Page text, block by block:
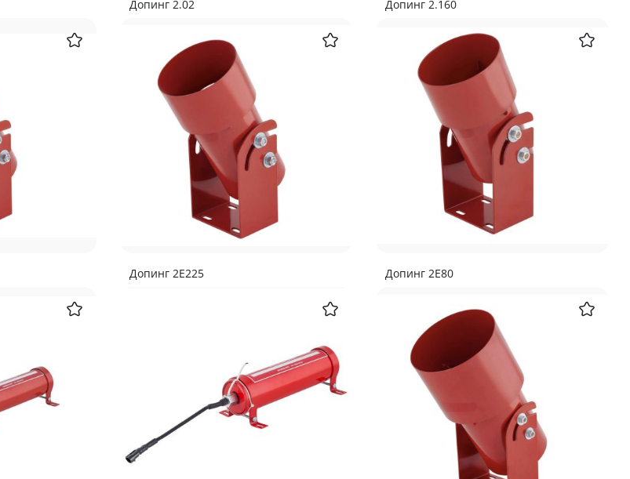
Допинг 2.02 Допинг 2.160
Допинг 2Е225 Допинг 2Е80